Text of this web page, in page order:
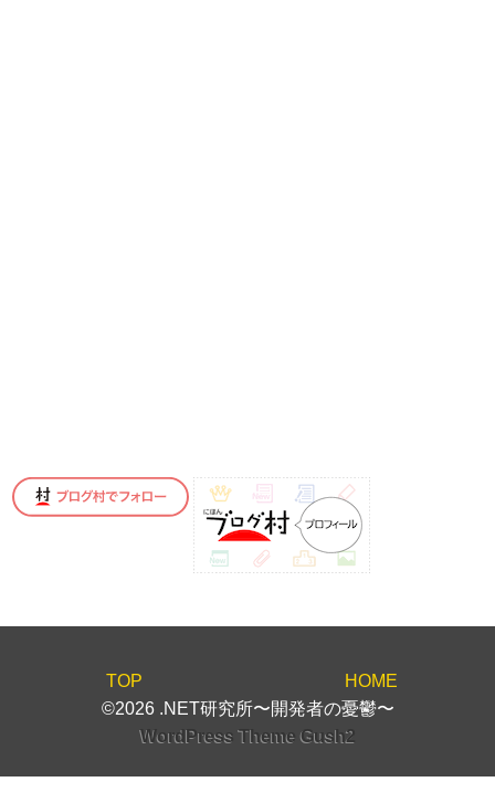
TOP
HOME
©2026 .NET研究所〜開発者の憂鬱〜
WordPress Theme Gush2